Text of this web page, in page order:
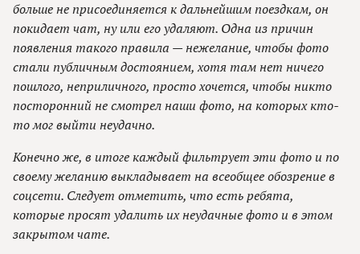
больше не присоединяется к дальнейшим поездкам, он
покидает чат, ну или его удаляют. Одна из причин
появления такого правила — нежелание, чтобы фото
стали публичным достоянием, хотя там нет ничего
пошлого, неприличного, просто хочется, чтобы никто
посторонний не смотрел наши фото, на которых кто-
то мог выйти неудачно.
Конечно же, в итоге каждый фильтрует эти фото и по
своему желанию выкладывает на всеобщее обозрение в
соцсети. Следует отметить, что есть ребята,
которые просят удалить их неудачные фото и в этом
закрытом чате.